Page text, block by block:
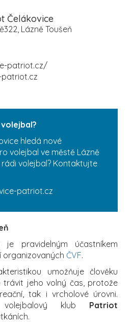
Čelákovice
Lázně Toušeň
patriot.cz/
hledá nové
volejbal ve městě Lázně
rádi volejbal? Kontaktujte
patriot.cz
je pravidelným účastníkem
organizovaných ČVF.
umožňuje člověku
trávit jeho volný čas, protože
tak i vrcholové úrovni.
klub Patriot